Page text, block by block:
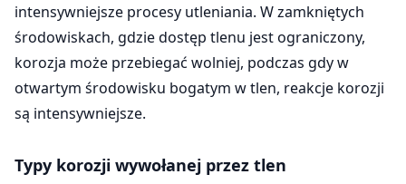
intensywniejsze procesy utleniania. W zamkniętych
środowiskach, gdzie dostęp tlenu jest ograniczony,
korozja może przebiegać wolniej, podczas gdy w
otwartym środowisku bogatym w tlen, reakcje korozji
są intensywniejsze.
Typy korozji wywołanej przez tlen